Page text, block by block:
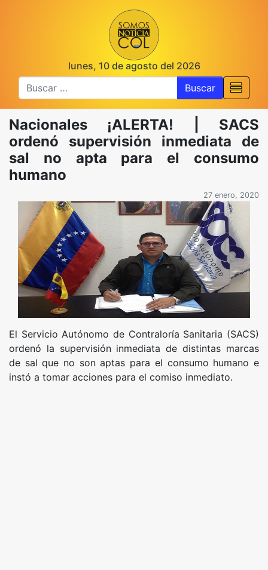
lunes, 10 de agosto del 2026
Buscar
Nacionales ¡ALERTA! | SACS
ordenó supervisión inmediata de
sal no apta para el consumo
humano
27 enero, 2020
El Servicio Autónomo de Contraloría Sanitaria (SACS)
ordenó la supervisión inmediata de distintas marcas
de sal que no son aptas para el consumo humano e
instó a tomar acciones para el comiso inmediato.